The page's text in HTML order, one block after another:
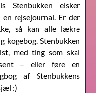
Stenbukken elsker
rejsejournal. Er der
så kan alle lækre
kogebog. Stenbukken
med ting som skal
– eller føre en
af Stenbukkens
:)